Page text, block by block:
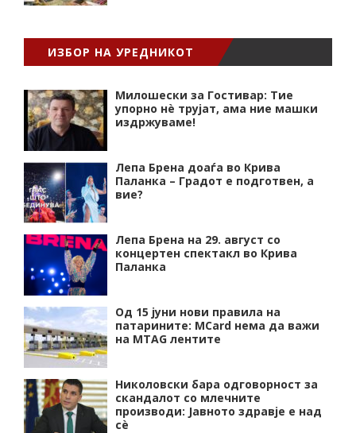
ИЗБОР НА УРЕДНИКОТ
Милошески за Гостивар: Тие
упорно нѐ трујат, ама ние машки
издржуваме!
Лепа Брена доаѓа во Крива
Паланка – Градот е подготвен, а
вие?
Лепа Брена на 29. август со
концертен спектакл во Крива
Паланка
Од 15 јуни нови правила на
патарините: MCard нема да важи
на MTAG лентите
Николовски бара одговорност за
скандалот со млечните
производи: Јавното здравје е над
сѐ